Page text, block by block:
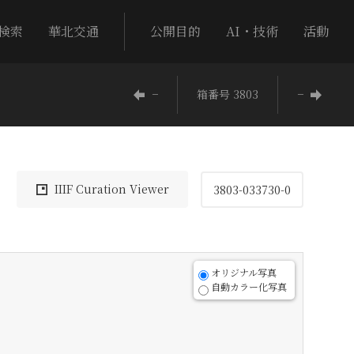
索 華北交通 公開目的 AI・技術 活動
− 箱番号 3803 −
IIIF Curation Viewer 3803-033730-0
オリジナル写真
自動カラー化写真